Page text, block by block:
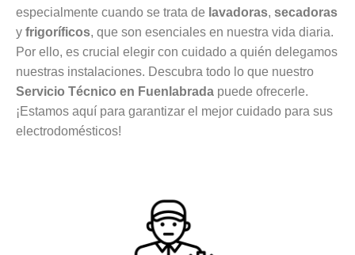
especialmente cuando se trata de lavadoras, secadoras
y frigoríficos, que son esenciales en nuestra vida diaria.
Por ello, es crucial elegir con cuidado a quién delegamos
nuestras instalaciones. Descubra todo lo que nuestro
Servicio Técnico en Fuenlabrada puede ofrecerle.
¡Estamos aquí para garantizar el mejor cuidado para sus
electrodomésticos!